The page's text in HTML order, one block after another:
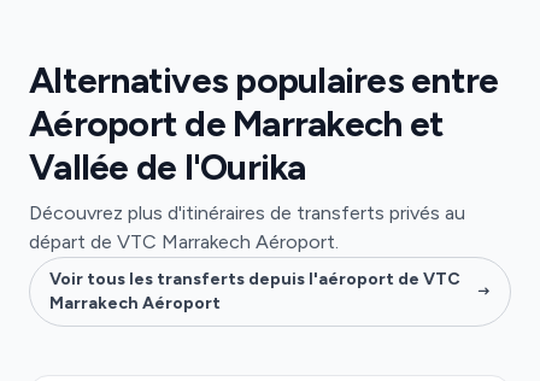
Alternatives populaires entre
Aéroport de Marrakech et
Vallée de l'Ourika
Découvrez plus d'itinéraires de transferts privés au
départ de VTC Marrakech Aéroport.
Voir tous les transferts depuis l'aéroport de VTC
Marrakech Aéroport